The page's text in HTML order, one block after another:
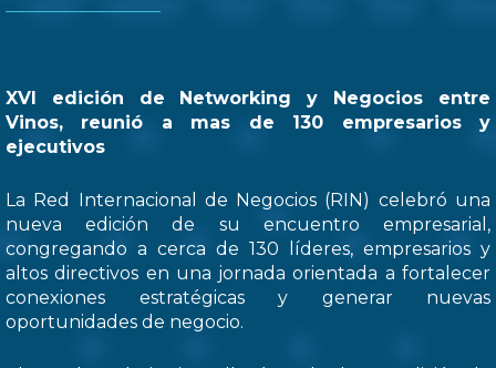
XVI edición de Networking y Negocios entre
Vinos, reunió a mas de 130 empresarios y
ejecutivos
La Red Internacional de Negocios (RIN) celebró una
nueva edición de su encuentro empresarial,
congregando a cerca de 130 líderes, empresarios y
altos directivos en una jornada orientada a fortalecer
conexiones estratégicas y generar nuevas
oportunidades de negocio.